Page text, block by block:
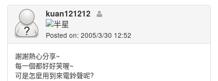
kuan121212
Posted on: 2005/3/30 12:52
謝謝熱心分享~
每一個都好好笑喔~
可是怎麼用到來電鈴聲呢?